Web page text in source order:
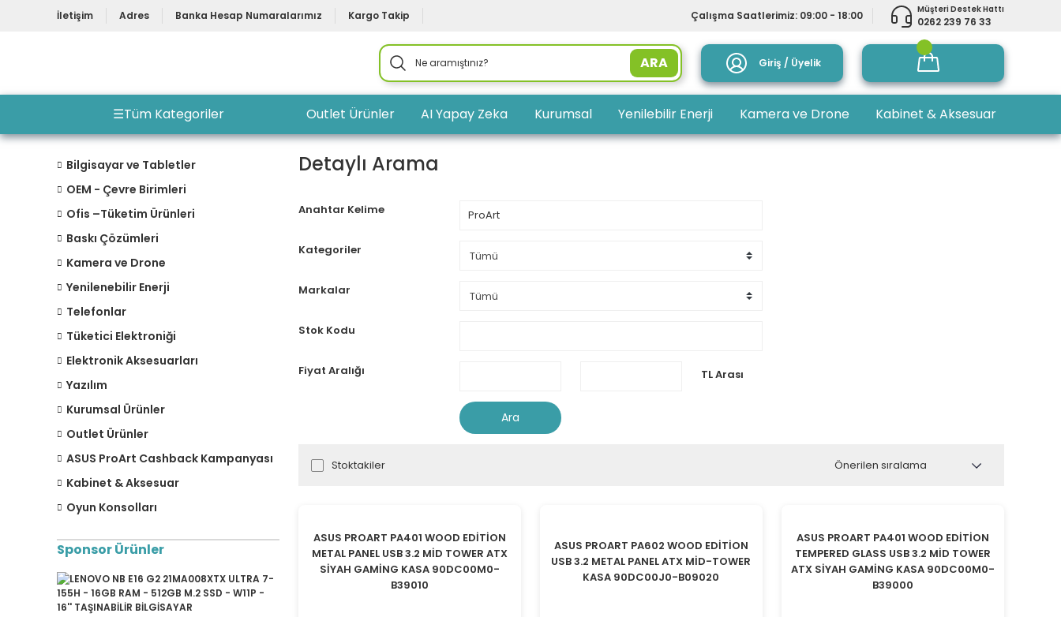
İletişim Adres Banka Hesap Numaralarımız Kargo Takip Çalışma Saatlerimiz: 09:00 - 18:00 Müşteri Destek Hattı
0262 239 76 33
ARA Giriş / Üyelik
☰Tüm Kategoriler Outlet Ürünler AI Yapay Zeka Kurumsal Yenilebilir Enerji Kamera ve Drone Kabinet & Aksesuar
Bilgisayar ve Tabletler
OEM - Çevre Birimleri
Ofis –Tüketim Ürünleri
Baskı Çözümleri
Kamera ve Drone
Yenilenebilir Enerji
Telefonlar
Tüketici Elektroniği
Elektronik Aksesuarları
Yazılım
Kurumsal Ürünler
Outlet Ürünler
ASUS ProArt Cashback Kampanyası
Kabinet & Aksesuar
Oyun Konsolları
Sponsor Ürünler
Detaylı Arama
Anahtar Kelime
Kategoriler
Markalar
Stok Kodu
Fiyat Aralığı TL Arası
Ara
Stoktakiler
ASUS PROART PA401 WOOD EDİTİON
METAL PANEL USB 3.2 MİD TOWER ATX
SİYAH GAMİNG KASA 90DC00M0-
B39010
ASUS PROART PA602 WOOD EDİTİON
USB 3.2 METAL PANEL ATX MİD-TOWER
KASA 90DC00J0-B09020
ASUS PROART PA401 WOOD EDİTİON
TEMPERED GLASS USB 3.2 MİD TOWER
ATX SİYAH GAMİNG KASA 90DC00M0-
B39000